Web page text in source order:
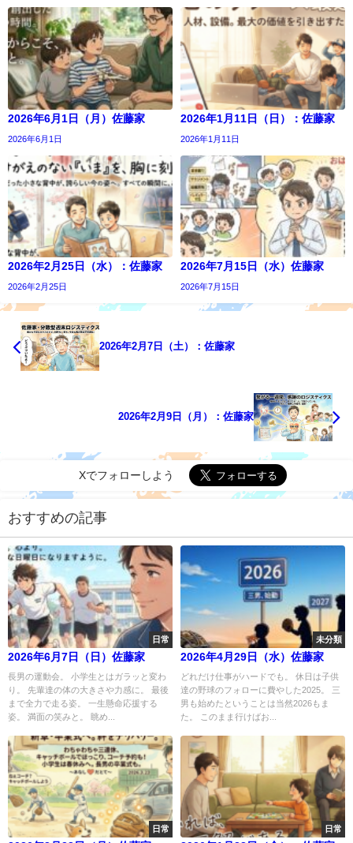
2026年6月1日（月）佐藤家
2026年6月1日
2026年1月11日（日）：佐藤家
2026年1月11日
2026年2月25日（水）：佐藤家
2026年2月25日
2026年7月15日（水）佐藤家
2026年7月15日
2026年2月7日（土）：佐藤家
2026年2月9日（月）：佐藤家
Xでフォローしよう
おすすめの記事
日常
2026年6月7日（日）佐藤家
長男の運動会。 小学生とはガラッと変わ
り。 先輩達の体の大きさや力感に。 最後
まで全力で走る姿。 一生懸命応援する
姿。 満面の笑みと。 眺め...
未分類
2026年4月29日（水）佐藤家
どれだけ仕事がハードでも。 休日は子供
達の野球のフォローに費やした2025。 三
男も始めたということは当然2026もま
た。 このまま行けばお...
日常 日常